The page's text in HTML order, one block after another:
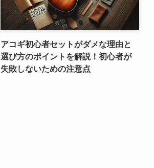
アコギ初心者セットがダメな理由と
選び方のポイントを解説！初心者が
失敗しないための注意点